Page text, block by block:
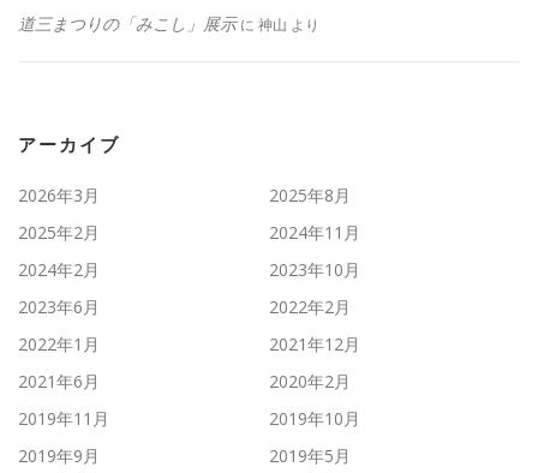
道三まつりの「みこし」展示に 神山 より
アーカイブ
2026年3月
2025年8月
2025年2月
2024年11月
2024年2月
2023年10月
2023年6月
2022年2月
2022年1月
2021年12月
2021年6月
2020年2月
2019年11月
2019年10月
2019年9月
2019年5月